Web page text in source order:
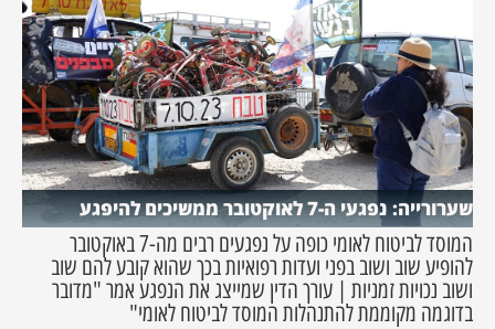
שערורייה: נפגעי ה-7 לאוקטובר ממשיכים להיפגע
המוסד לביטוח לאומי כופה על נפגעים רבים מה-7 באוקטובר
להופיע שוב ושוב בפני ועדות רפואיות בכך שהוא קובע להם שוב
ושוב נכויות זמניות | עורך הדין שמייצג את הנפגע אמר "מדובר
בדוגמה מקוממת להתנהלות המוסד לביטוח לאומי"